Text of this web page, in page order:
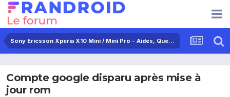
Sony Ericsson Xperia X10 Mini / Mini Pro - Aides, Questions & Réponses
Compte google disparu après mise à
jour rom